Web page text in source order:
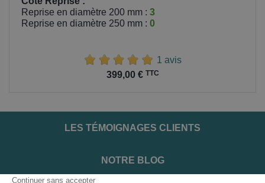
Reprise en diamètre 200 mm : 3
Reprise en diamètre 250 mm : 0
1 avis
399,00 € TTC
LES TÉMOIGNAGES CLIENTS
NOTRE BLOG